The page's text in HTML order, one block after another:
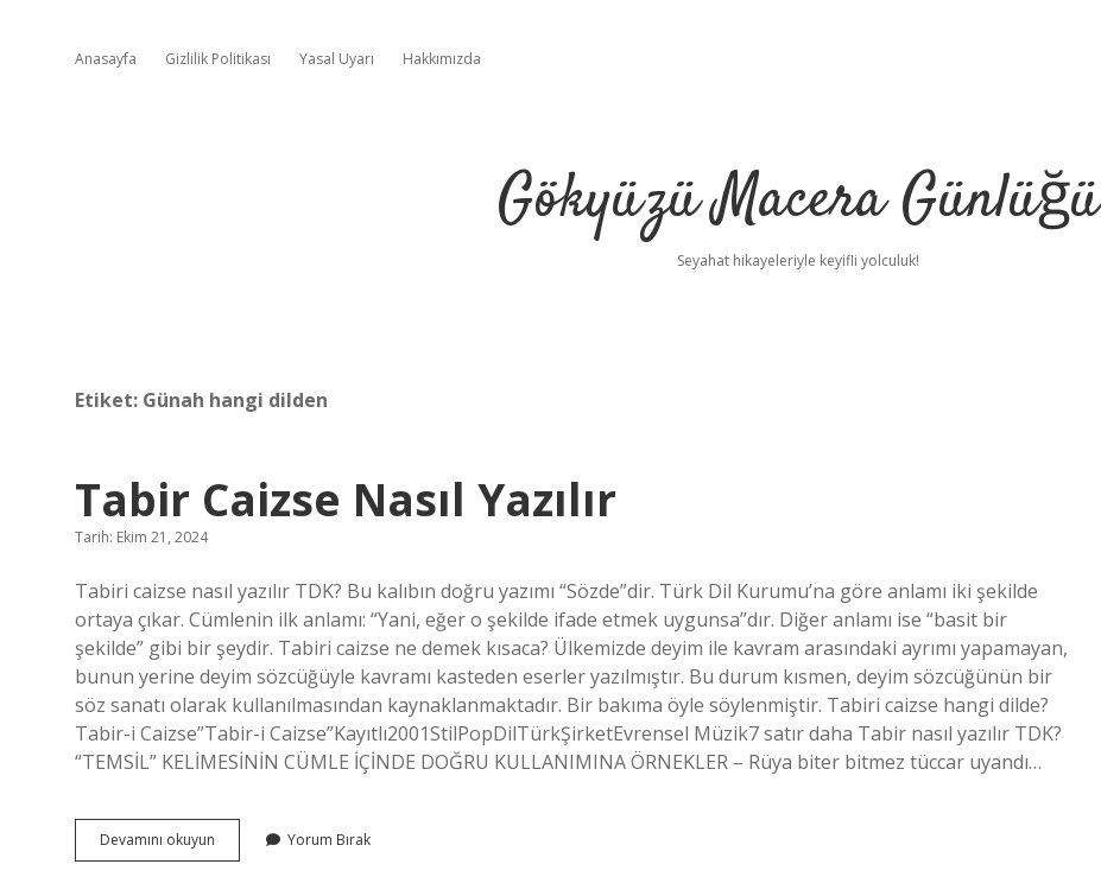
Anasayfa Gizlilik Politikası Yasal Uyarı Hakkımızda
Gökyüzü Macera Günlüğü
Seyahat hikayeleriyle keyifli yolculuk!
Etiket: Günah hangi dilden
Tabir Caizse Nasıl Yazılır
Tarih: Ekim 21, 2024
Tabiri caizse nasıl yazılır TDK? Bu kalıbın doğru yazımı “Sözde”dir. Türk Dil Kurumu’na göre anlamı iki şekilde
ortaya çıkar. Cümlenin ilk anlamı: “Yani, eğer o şekilde ifade etmek uygunsa”dır. Diğer anlamı ise “basit bir
şekilde” gibi bir şeydir. Tabiri caizse ne demek kısaca? Ülkemizde deyim ile kavram arasındaki ayrımı yapamayan,
bunun yerine deyim sözcüğüyle kavramı kasteden eserler yazılmıştır. Bu durum kısmen, deyim sözcüğünün bir
söz sanatı olarak kullanılmasından kaynaklanmaktadır. Bir bakıma öyle söylenmiştir. Tabiri caizse hangi dilde?
Tabir-i Caizse”Tabir-i Caizse”Kayıtlı2001StilPopDilTürkŞirketEvrensel Müzik7 satır daha Tabir nasıl yazılır TDK?
“TEMSİL” KELİMESİNİN CÜMLE İÇİNDE DOĞRU KULLANIMINA ÖRNEKLER – Rüya biter bitmez tüccar uyandı…
Devamını okuyun
Caizse
Yorum Bırak